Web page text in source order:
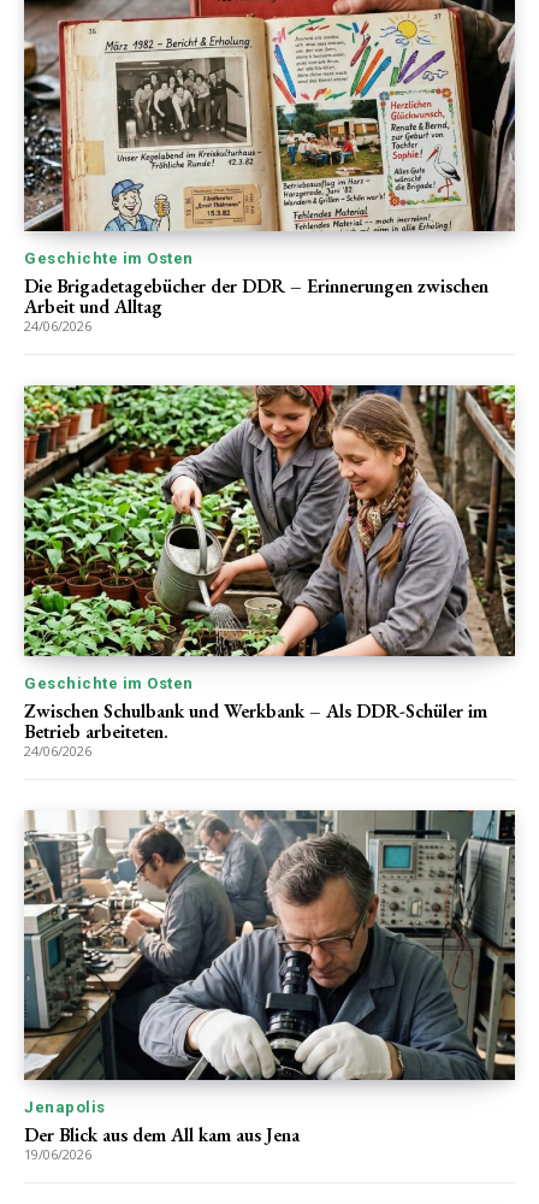
Geschichte im Osten
Die Brigadetagebücher der DDR – Erinnerungen zwischen
Arbeit und Alltag
24/06/2026
Geschichte im Osten
Zwischen Schulbank und Werkbank – Als DDR-Schüler im
Betrieb arbeiteten.
24/06/2026
Jenapolis
Der Blick aus dem All kam aus Jena
19/06/2026